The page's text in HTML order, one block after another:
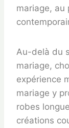
mariage, au
Au-delà du
mariage,
expérience
mariage y
robes
créations